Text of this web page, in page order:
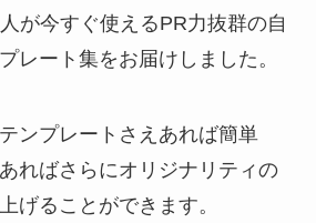
が今すぐ使えるPR力抜群の自
レート集をお届けしました。
ンプレートさえあれば簡単
ればさらにオリジナリティの
げることができます。